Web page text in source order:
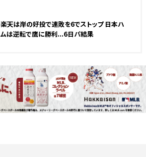
楽天は岸の好投で連敗を6でストップ 日本ハ
ムは逆転で鷹に勝利...6日パ結果